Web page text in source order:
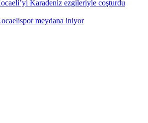
Karadeniz ezgileriyle coşturdu
meydana iniyor